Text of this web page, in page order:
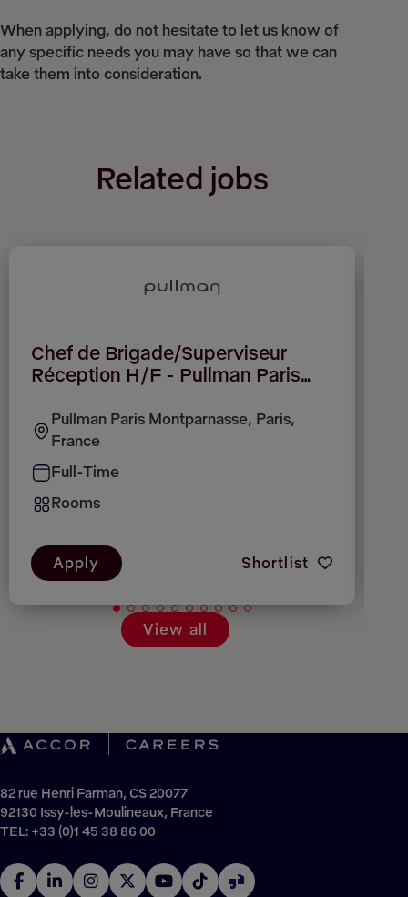
When applying, do not hesitate to let us know of
any specific needs you may have so that we can
take them into consideration.
Related jobs
Chef de Brigade/Superviseur
Réception H/F - Pullman Paris
Pullman Paris Montparnasse, Paris,
France
Full-Time
Rooms
Apply Shortlist
View all
82 rue Henri Farman, CS 20077
92130 Issy-les-Moulineaux, France
TEL: +33 (0)1 45 38 86 00